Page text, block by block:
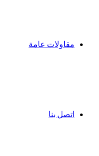
مقاولات عامة
اتصل بنا